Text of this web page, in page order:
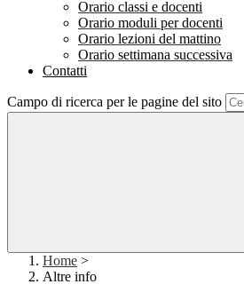
Orario classi e docenti
Orario moduli per docenti
Orario lezioni del mattino
Orario settimana successiva
Contatti
Campo di ricerca per le pagine del sito
Home >
Altre info